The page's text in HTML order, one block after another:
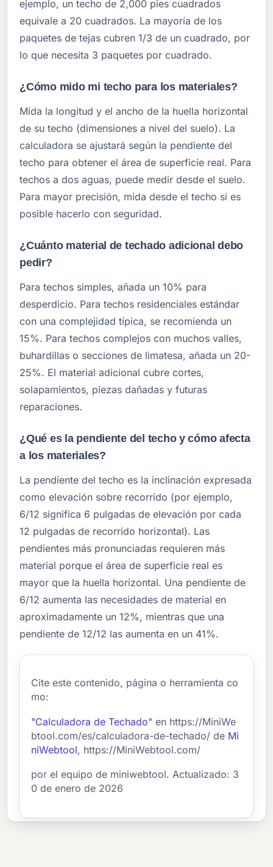
ejemplo, un techo de 2,000 pies cuadrados
equivale a 20 cuadrados. La mayoría de los
paquetes de tejas cubren 1/3 de un cuadrado, por
lo que necesita 3 paquetes por cuadrado.
¿Cómo mido mi techo para los materiales?
Mida la longitud y el ancho de la huella horizontal
de su techo (dimensiones a nivel del suelo). La
calculadora se ajustará según la pendiente del
techo para obtener el área de superficie real. Para
techos a dos aguas, puede medir desde el suelo.
Para mayor precisión, mida desde el techo si es
posible hacerlo con seguridad.
¿Cuánto material de techado adicional debo
pedir?
Para techos simples, añada un 10% para
desperdicio. Para techos residenciales estándar
con una complejidad típica, se recomienda un
15%. Para techos complejos con muchos valles,
buhardillas o secciones de limatesa, añada un 20-
25%. El material adicional cubre cortes,
solapamientos, piezas dañadas y futuras
reparaciones.
¿Qué es la pendiente del techo y cómo afecta
a los materiales?
La pendiente del techo es la inclinación expresada
como elevación sobre recorrido (por ejemplo,
6/12 significa 6 pulgadas de elevación por cada
12 pulgadas de recorrido horizontal). Las
pendientes más pronunciadas requieren más
material porque el área de superficie real es
mayor que la huella horizontal. Una pendiente de
6/12 aumenta las necesidades de material en
aproximadamente un 12%, mientras que una
pendiente de 12/12 las aumenta en un 41%.
Cite este contenido, página o herramienta co
mo:
"Calculadora de Techado" en https://MiniWe
btool.com/es/calculadora-de-techado/ de Mi
niWebtool, https://MiniWebtool.com/
por el equipo de miniwebtool. Actualizado: 3
0 de enero de 2026